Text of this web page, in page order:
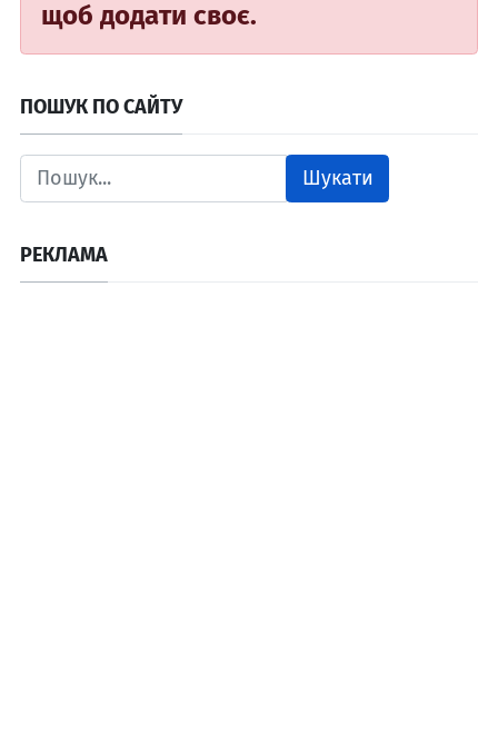
щоб додати своє.
ПОШУК ПО САЙТУ
Шукати
РЕКЛАМА